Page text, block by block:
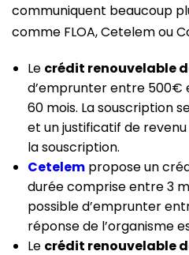
communiquent beaucoup
comme FLOA, Cetelem ou
Le crédit renouvelable
d’emprunter entre 500€
60 mois. La souscription
et un justificatif de
la souscription.
Cetelem propose un
durée comprise entre 3
possible d’emprunter
réponse de l’organisme
Le crédit renouvelable